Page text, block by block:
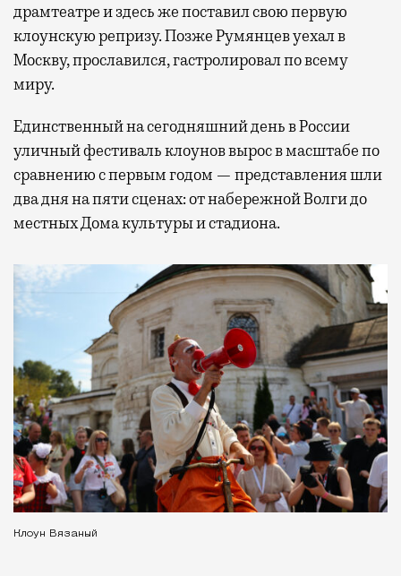
драмтеатре и здесь же поставил свою первую
клоунскую репризу. Позже Румянцев уехал в
Москву, прославился, гастролировал по всему
миру.
Единственный на сегодняшний день в России
уличный фестиваль клоунов вырос в масштабе по
сравнению с первым годом — представления шли
два дня на пяти сценах: от набережной Волги до
местных Дома культуры и стадиона.
Клоун Вязаный